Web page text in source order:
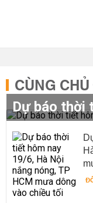
CÙNG
Dự báo thời